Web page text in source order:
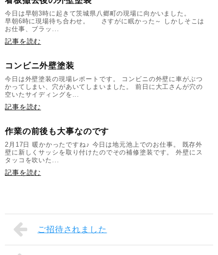
今日は早朝3時に起きて茨城県八郷町の現場に向かいました。
早朝6時に現場待ち合わせ。 さすがに眠かった～ しかしそこは
お仕事、ブラッ...
記事を読む
コンビニ外壁塗装
今日は外壁塗装の現場レポートです。 コンビニの外壁に車がぶつ
かってしまい、穴があいてしまいました。 前日に大工さんが穴の
空いたサイディングを...
記事を読む
作業の前後も大事なのです
2月17日 暖かかったですね♪ 今日は地元池上でのお仕事。 既存外
壁に新しくサッシを取り付けたのでその補修塗装です。 外壁にス
タッコを吹いた...
記事を読む
ご招待されました